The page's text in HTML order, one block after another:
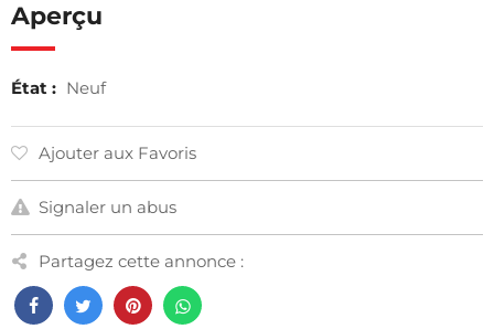
Aperçu
État : Neuf
Ajouter aux Favoris
Signaler un abus
Partagez cette annonce :